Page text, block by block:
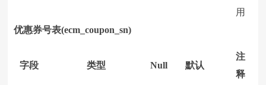
用
优惠券号表(ecm_coupon_sn)
字段 类型 Null 默认
注
释